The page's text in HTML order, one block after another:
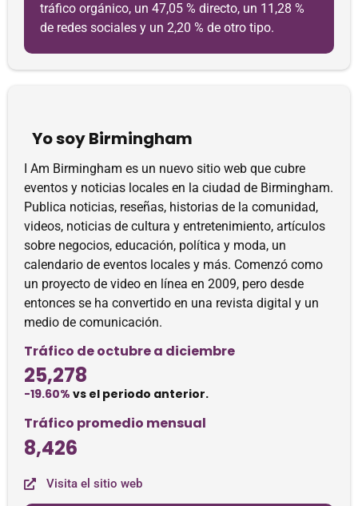
tráfico orgánico, un 47,05 % directo, un 11,28 %
de redes sociales y un 2,20 % de otro tipo.
Yo soy Birmingham
I Am Birmingham es un nuevo sitio web que cubre
eventos y noticias locales en la ciudad de Birmingham.
Publica noticias, reseñas, historias de la comunidad,
videos, noticias de cultura y entretenimiento, artículos
sobre negocios, educación, política y moda, un
calendario de eventos locales y más. Comenzó como
un proyecto de video en línea en 2009, pero desde
entonces se ha convertido en una revista digital y un
medio de comunicación.
Tráfico de octubre a diciembre
25,278
-19.60% vs el periodo anterior.
Tráfico promedio mensual
8,426
Visita el sitio web